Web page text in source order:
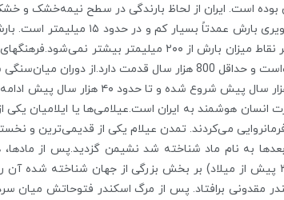
در کویر لوت ایران بوده است. ایران از لحاظ بارندگی در سطح
شمال به بیش از ۲۱۱۳ میلیمتر (رشت،
شمال شرق تا حدودی قابل توجه (حدود ۵۰۰ میلیمتر) می‌باشد. در سایر
الدوان است که در اطراف رود خانه کشف رود در شرق مشهد یافت شده‌است و
می‌کردند. تمدن عیلام یکی از قدیمی‌ترین و
از میلاد در سرزمینی که بعدها به نام ماد شناخته شد نشیمن
امپراتوری تاریخ جهان می‌دانند.۲۲۰ سال (از ۵۵۰ پیش از میلاد تا ۳۳۰ پیش از میلاد) بر
مقدونی برافتاد. پس از مرگ اسکندر فتوحاتش میان